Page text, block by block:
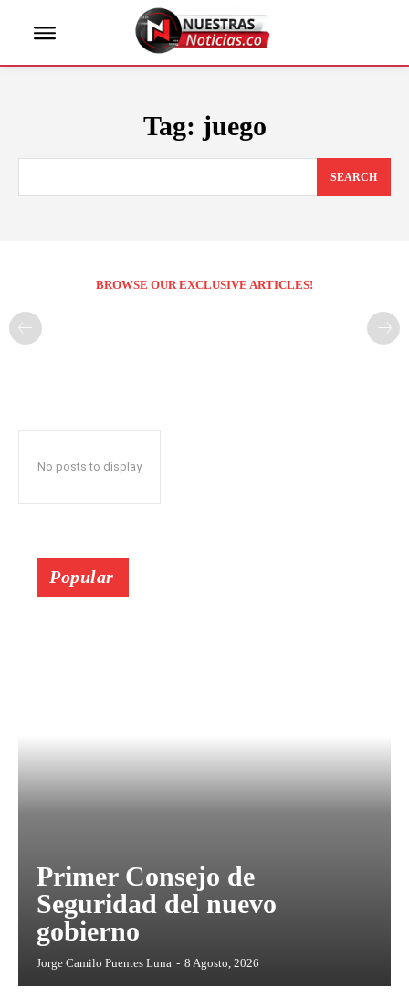
Tag: juego
SEARCH
BROWSE OUR EXCLUSIVE ARTICLES!
No posts to display
Popular
Primer Consejo de
Seguridad del nuevo
gobierno
Jorge Camilo Puentes Luna - 8 Agosto, 2026